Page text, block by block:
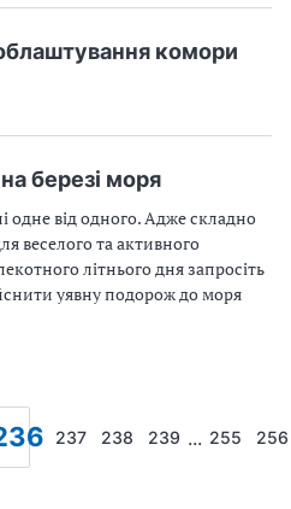
комори
березі моря
одне від одного. Адже складно
веселого та активного
літнього дня запросіть
уявну подорож до моря
237 238 239 ... 255 256